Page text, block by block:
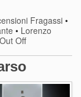
Fragassi•
• Lorenzo
Off